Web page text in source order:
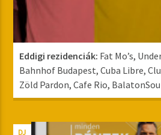
Eddigi rezidenciák: Fat Mo’s,
Bahnhof Budapest, Cuba Libre,
Zöld Pardon, Cafe Rio,
Bull Air Race Budapest.Rádió:
DJ